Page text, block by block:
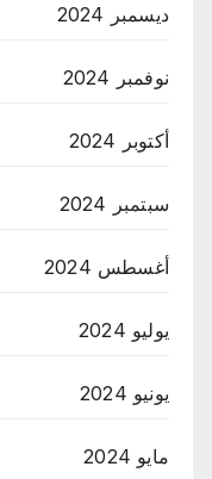
ديسمبر 2024
نوفمبر 2024
أكتوبر 2024
سبتمبر 2024
أغسطس 2024
يوليو 2024
يونيو 2024
مايو 2024